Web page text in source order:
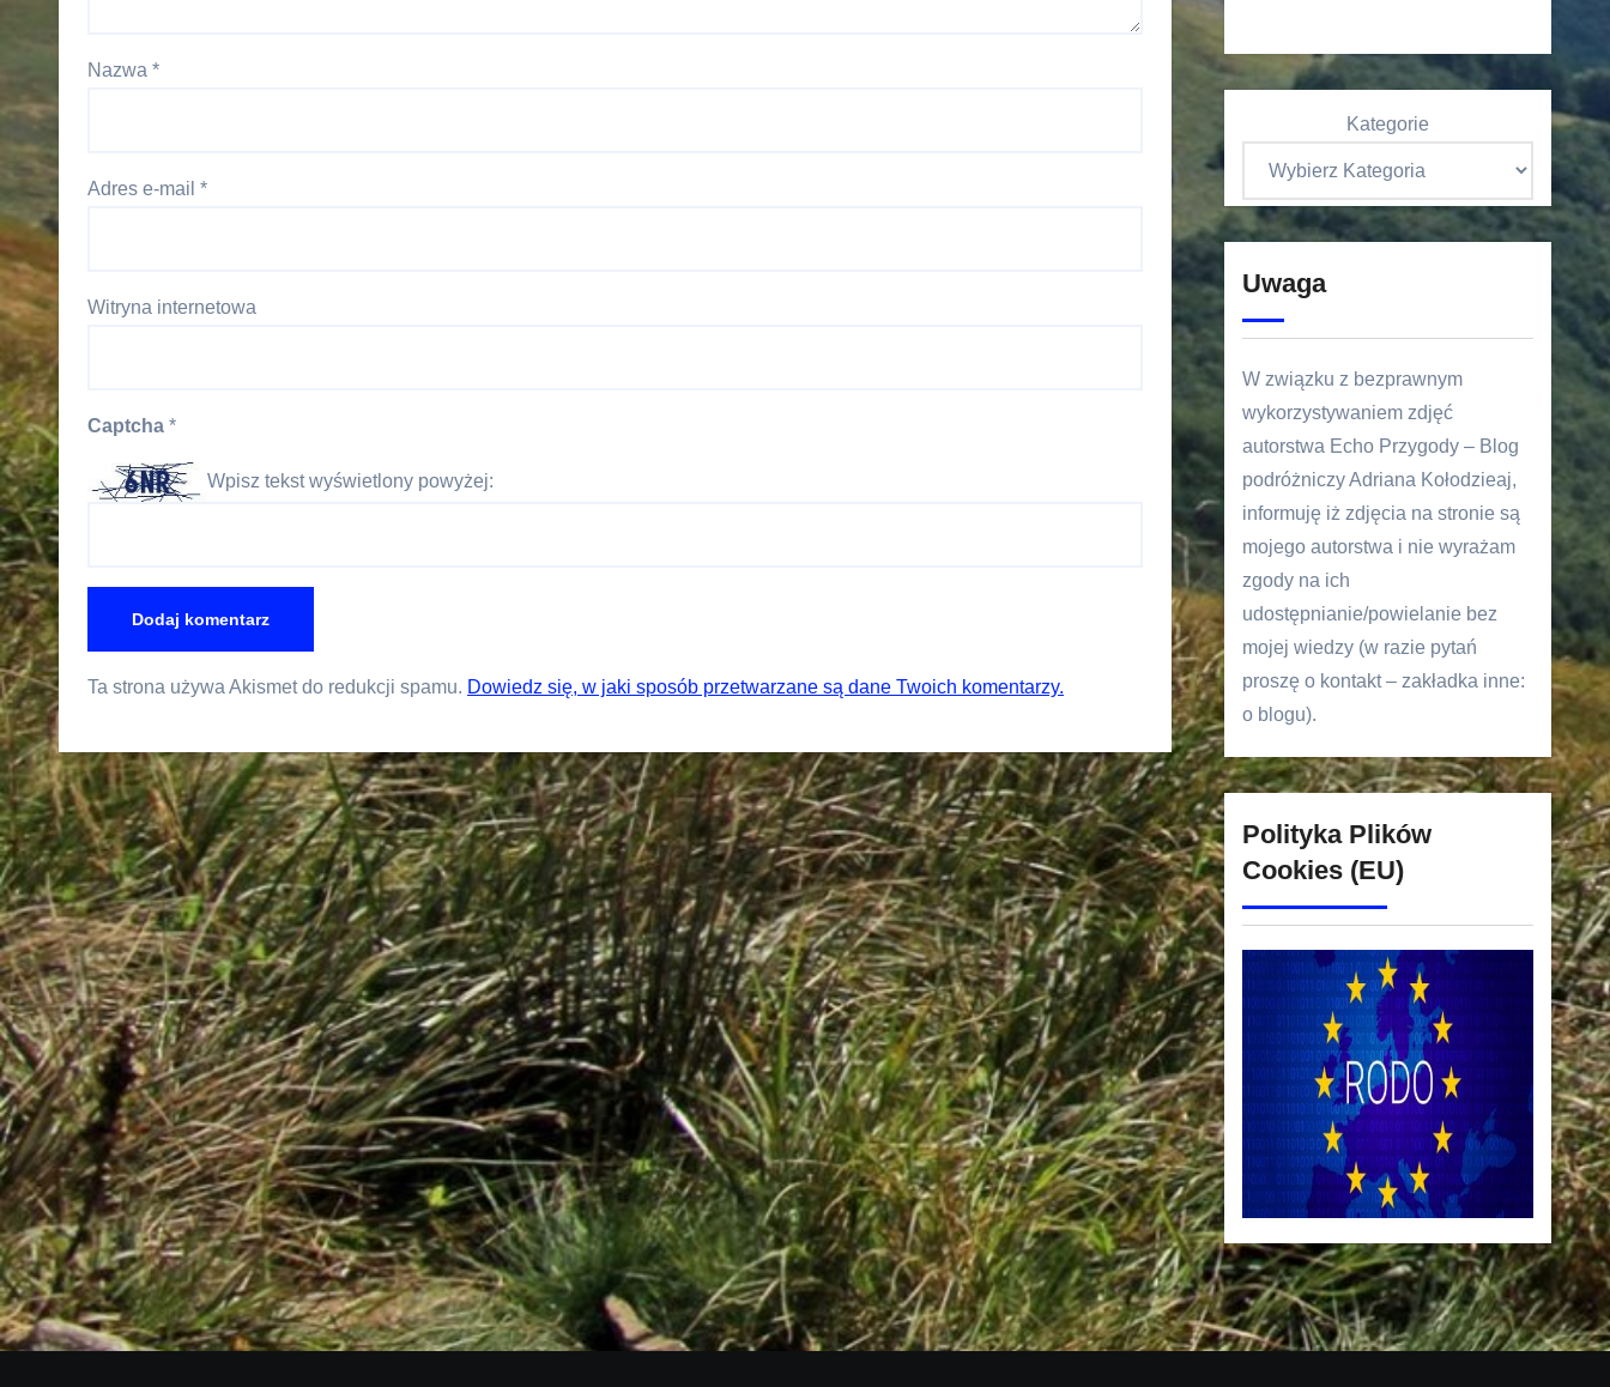
Nazwa *
Adres e-mail *
Witryna internetowa
Captcha *
Wpisz tekst wyświetlony powyżej:
Ta strona używa Akismet do redukcji spamu. Dowiedz się, w jaki sposób przetwarzane są dane Twoich komentarzy.
Kategorie
Uwaga
W związku z bezprawnym
wykorzystywaniem zdjęć
autorstwa Echo Przygody – Blog
podróżniczy Adriana Kołodzieaj,
informuję iż zdjęcia na stronie są
mojego autorstwa i nie wyrażam
zgody na ich
udostępnianie/powielanie bez
mojej wiedzy (w razie pytań
proszę o kontakt – zakładka inne:
o blogu).
Polityka Plików
Cookies (EU)